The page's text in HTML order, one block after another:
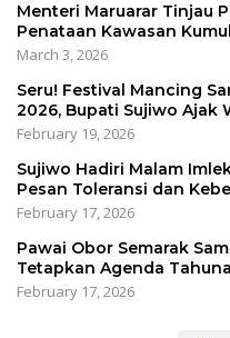
Menteri Maruarar Tinjau
Penataan Kawasan
March 3, 2026
Seru! Festival Mancing
2026, Bupati Sujiwo Ajak
February 19, 2026
Sujiwo Hadiri Malam
Pesan Toleransi dan
February 17, 2026
Pawai Obor Semarak
Tetapkan Agenda
February 17, 2026